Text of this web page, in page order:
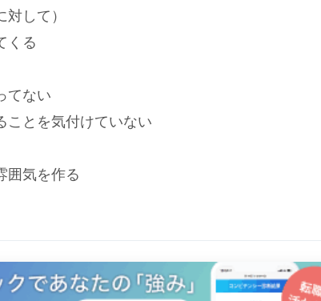
して）
くる
てない
ことを気付けていない
囲気を作る